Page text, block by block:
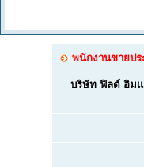
พนักงานขายปร
บริษัท ฟิลด์ อิมแ